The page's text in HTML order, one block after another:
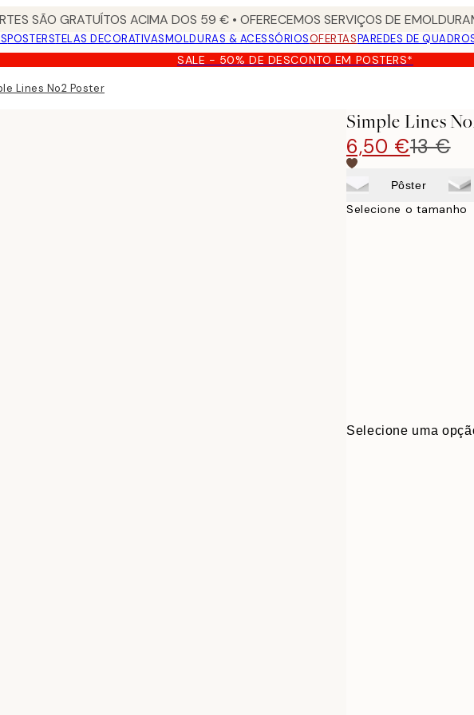
SÃO GRATUÍTOS ACIMA DOS 59 € • OFERECEMOS SERVIÇOS DE
POSTERSTELAS DECORATIVASMOLDURAS & ACESSÓRIOSOFERTASPAREDES DE
SALE - 50% DE DESCONTO EM POSTERS*
Lines No2 Poster
Simple Lines
6,50 €13 €
Pôster
Selecione o tamanho
Selecione uma